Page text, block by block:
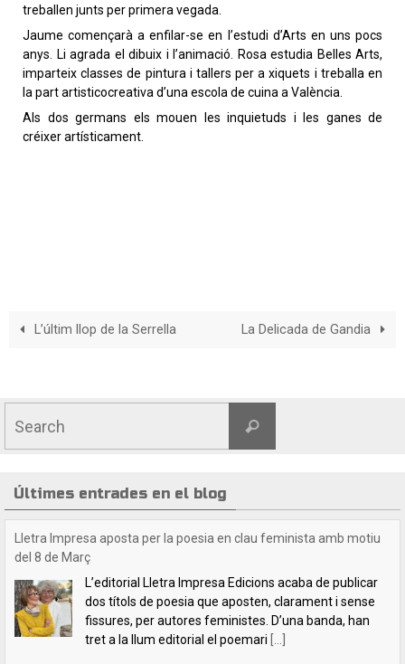
treballen junts per primera vegada.
Jaume començarà a enfilar-se en l’estudi d’Arts en uns pocs
anys. Li agrada el dibuix i l’animació. Rosa estudia Belles Arts,
imparteix classes de pintura i tallers per a xiquets i treballa en
la part artisticocreativa d’una escola de cuina a València.
Als dos germans els mouen les inquietuds i les ganes de
créixer artísticament.
L’últim llop de la Serrella La Delicada de Gandia
Últimes entrades en el blog
Crida a les lectores i lectors de Lletra Impresa
Estimades lectores / estimats lectors,Volem felicitar-
vos les festes nadalenques i desitjar-vos un any 2025
ple de lectures i de coneixences. Esperem que l’any
vinent ens proveirà de coses positives. Estem [...]